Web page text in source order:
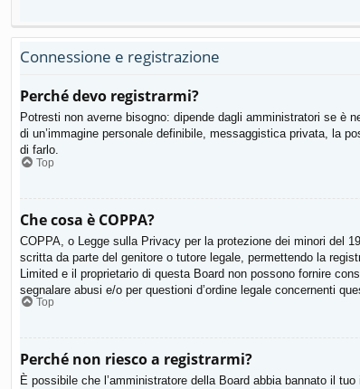
Connessione e registrazione
Perché devo registrarmi?
Potresti non averne bisogno: dipende dagli amministratori se è
di un’immagine personale definibile, messaggistica privata, la
di farlo.
Top
Che cosa è COPPA?
COPPA, o Legge sulla Privacy per la protezione dei minori del
scritta da parte del genitore o tutore legale, permettendo la
Limited e il proprietario di questa Board non possono fornire
segnalare abusi e/o per questioni d’ordine legale concernenti
Top
Perché non riesco a registrarmi?
È possibile che l’amministratore della Board abbia bannato il